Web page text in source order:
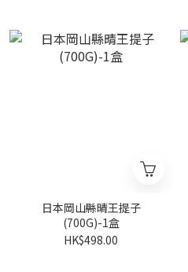
日本岡山縣晴王提子
(700G)-1盒
HK$498.00